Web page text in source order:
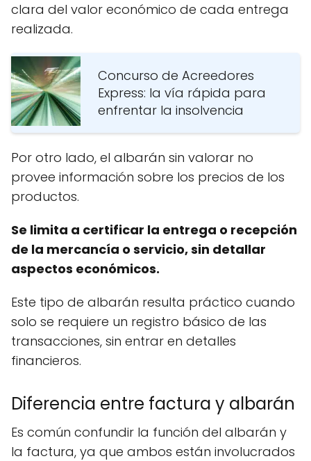
clara del valor económico de cada entrega
realizada.
Concurso de Acreedores
Express: la vía rápida para
enfrentar la insolvencia
Por otro lado, el albarán sin valorar no
provee información sobre los precios de los
productos.
Se limita a certificar la entrega o recepción
de la mercancía o servicio, sin detallar
aspectos económicos.
Este tipo de albarán resulta práctico cuando
solo se requiere un registro básico de las
transacciones, sin entrar en detalles
financieros.
Diferencia entre factura y albarán
Es común confundir la función del albarán y
la factura, ya que ambos están involucrados